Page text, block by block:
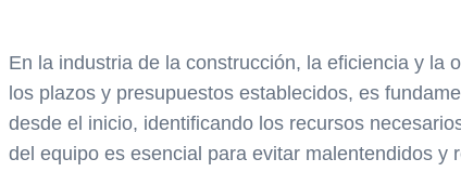
En la industria de la construcción, la eficiencia y la
los plazos y presupuestos establecidos, es
desde el inicio, identificando los recursos
del equipo es esencial para evitar malentendidos y